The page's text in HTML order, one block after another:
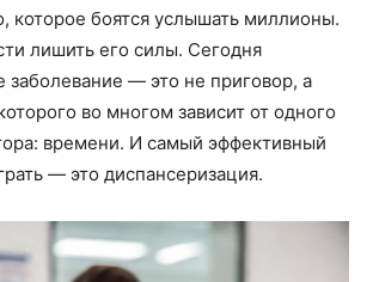
которое боятся услышать миллионы.
лишить его силы. Сегодня
заболевание — это не приговор, а
во многом зависит от одного
времени. И самый эффективный
— это диспансеризация.